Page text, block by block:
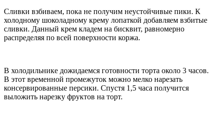
Сливки взбиваем, пока не получим неустойчивые пики. К
холодному шоколадному крему лопаткой добавляем взбитые
сливки. Данный крем кладем на бисквит, равномерно
распределяя по всей поверхности коржа.
В холодильнике дожидаемся готовности торта около 3 часов.
В этот временной промежуток можно мелко нарезать
консервированные персики. Спустя 1,5 часа получится
выложить нарезку фруктов на торт.